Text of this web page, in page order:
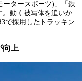
ータースポーツ)」「鉄
。動く被写体を追いか
で採用したトラッキン
向上